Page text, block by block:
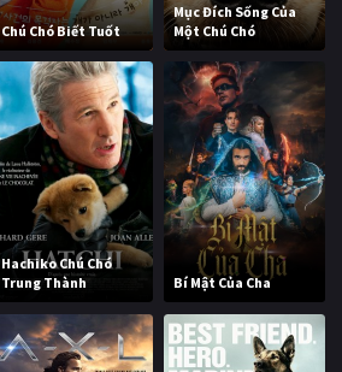
Chú Chó Biết Tuốt
Mục Đích Sống Của
Một Chú Chó
Hachiko Chú Chó
Trung Thành
Bí Mật Của Cha